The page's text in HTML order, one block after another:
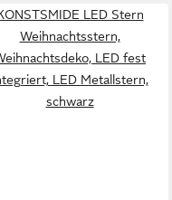
LED Stern
Weihnachtsstern,
LED fest
LED Metallstern,
schwarz